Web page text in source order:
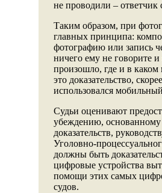
не проводили – ответчик
Таким образом, при
главных принципа:
фотографию или запись
ничего ему не говорите
произошло, где и в каком
это доказательство,
использовался
Судьи оценивают
убеждению,
доказательств,
Уголовно-
должны быть
цифровые устройства
помощи этих самых
судов.